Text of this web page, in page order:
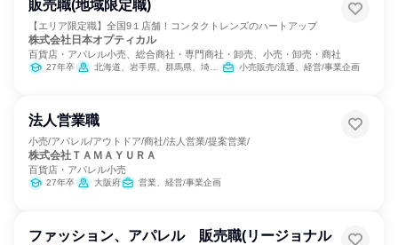
販売職(地域限定職)
【エリア限定職】全国9１店舗！コンタクトレンズのハートアップ
株式会社日本オプティカル
百貨店・アパレル小売、総合商社・専門商社・卸売、小売・卸売・商社
27年卒 北海道、岩手県、群馬県、埼玉県、東京都、神奈川県、新潟県、石川県、岐阜県、愛知県、京都府、大阪府、奈良県、和歌山県、岡山県、香川県、福岡県 小売販売/流通、経営/事業企画
法人営業職
小売/アパレル/アウトドア/商社/法人営業/提案営業/
株式会社ＴＡＭＡＹＵＲＡ
百貨店・アパレル小売
27年卒 大阪府 営業、経営/事業企画
ファッション、アパレル 販売職(リージョナル